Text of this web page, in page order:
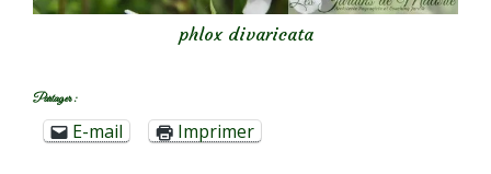
phlox divaricata
Partager :
E-mail Imprimer